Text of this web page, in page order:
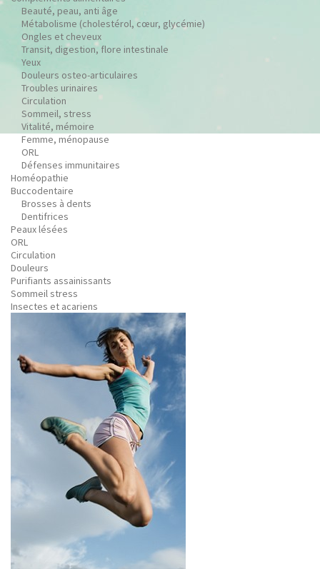
Beauté, peau, anti âge
Métabolisme (cholestérol, cœur, glycémie)
Ongles et cheveux
Transit, digestion, flore intestinale
Yeux
Douleurs osteo-articulaires
Troubles urinaires
Circulation
Sommeil, stress
Vitalité, mémoire
Femme, ménopause
ORL
Défenses immunitaires
Homéopathie
Buccodentaire
Brosses à dents
Dentifrices
Peaux lésées
ORL
Circulation
Douleurs
Purifiants assainissants
Sommeil stress
Insectes et acariens